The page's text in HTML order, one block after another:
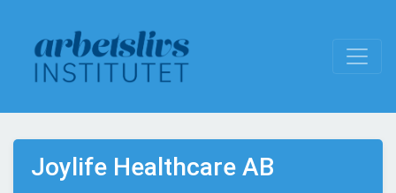
Joylife Healthcare AB